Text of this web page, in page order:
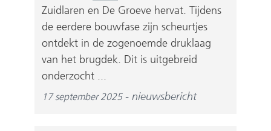
e
w
e
b
s
i
a
r
e
e
n
Zuidlaren en De Groeve hervat. Tijdens
de eerdere bouwfase zijn scheurtjes
ontdekt in de zogenoemde druklaag
van het brugdek. Dit is uitgebreid
onderzocht ...
17 september 2025 nieuwsbericht